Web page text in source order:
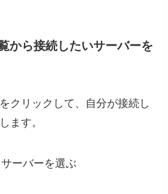
から接続したいサーバーを
クリックして、自分が接続し
ます。